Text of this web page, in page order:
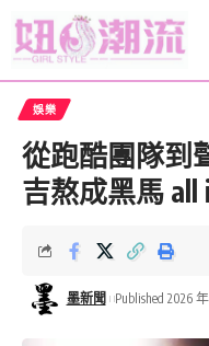
娛樂
從跑酷團隊到
吉熬成黑馬 all
墨新聞 Published 2026